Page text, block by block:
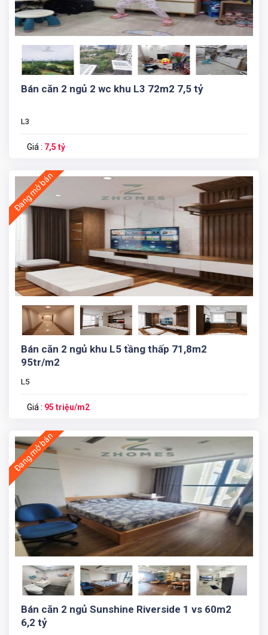
Bán căn 2 ngủ 2 wc khu L3 72m2 7,5 tỷ
L3
Giá : 7,5 tỷ
Đang mở bán
Bán căn 2 ngủ khu L5 tầng thấp 71,8m2
95tr/m2
L5
Giá : 95 triệu/m2
Đang mở bán
Bán căn 2 ngủ Sunshine Riverside 1 vs 60m2
6,2 tỷ